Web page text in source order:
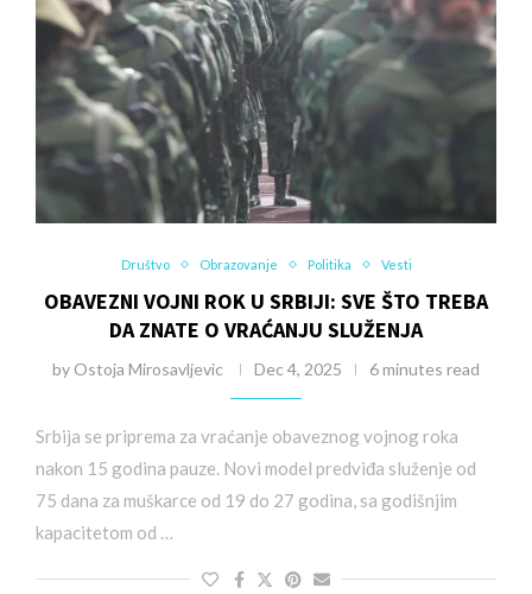
Društvo Obrazovanje Politika Vesti
OBAVEZNI VOJNI ROK U SRBIJI: SVE ŠTO TREBA
DA ZNATE O VRAĆANJU SLUŽENJA
by Ostoja Mirosavljevic Dec 4, 2025 6 minutes read
Srbija se priprema za vraćanje obaveznog vojnog roka
nakon 15 godina pauze. Novi model predviđa služenje od
75 dana za muškarce od 19 do 27 godina, sa godišnjim
kapacitetom od …